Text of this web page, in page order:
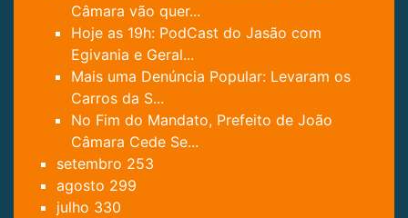
Câmara vão quer...
Hoje as 19h: PodCast do Jasão com
Egivania e Geral...
Mais uma Denúncia Popular: Levaram os
Carros da S...
No Fim do Mandato, Prefeito de João
Câmara Cede Se...
setembro 253
agosto 299
julho 330